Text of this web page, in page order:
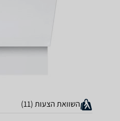
השוואת הצעות (11)